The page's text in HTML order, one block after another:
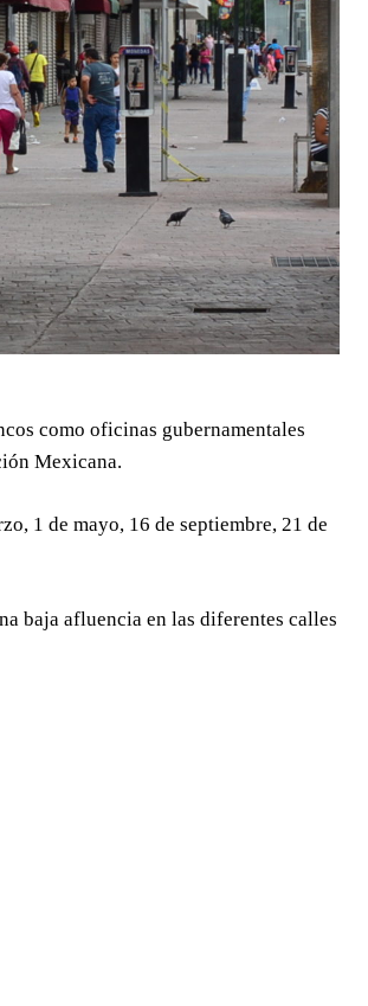
como oficinas gubernamentales
Mexicana.
1 de mayo, 16 de septiembre, 21 de
baja afluencia en las diferentes calles